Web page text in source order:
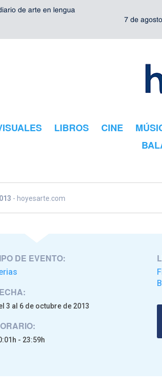
de arte en lengua
7 de
LIBROS CINE
2013, arte
- hoyesarte.com
DE EVENTO:
3 al 6 de octubre de 2013
- 23:59h